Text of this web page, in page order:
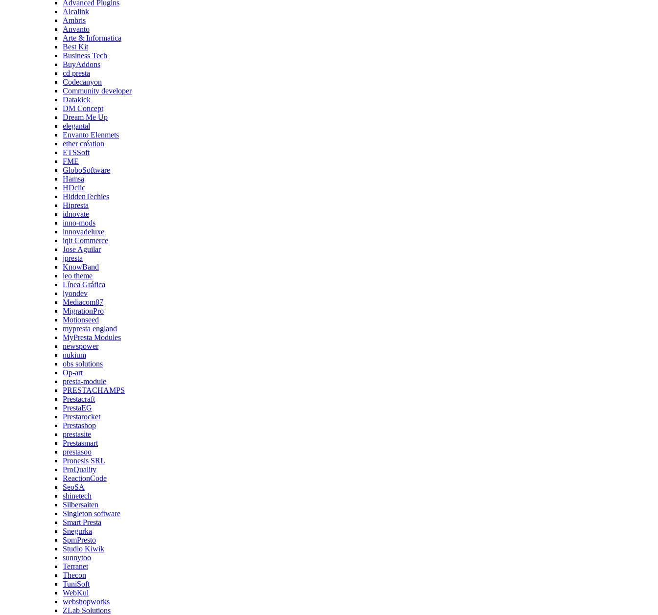
Advanced Plugins
Alcalink
Ambris
Anvanto
Arte & Informatica
Best Kit
Business Tech
BuyAddons
cd presta
Codecanyon
Community developer
Datakick
DM Concept
Dream Me Up
elegantal
Envanto Elenmets
ether création
ETSSoft
FME
GloboSoftware
Hamsa
HDclic
HiddenTechies
Hipresta
idnovate
inno-mods
innovadeluxe
iqit Commerce
Jose Aguilar
jpresta
KnowBand
leo theme
Línea Gráfica
lyondev
Mediacom87
MigrationPro
Motionseed
mypresta england
MyPresta Modules
newspower
nukium
obs solutions
Op-art
presta-module
PRESTACHAMPS
Prestacraft
PrestaEG
Prestarocket
Prestashop
prestasite
Prestasmart
prestasoo
Pronesis SRL
ProQuality
ReactionCode
SeoSA
shinetech
Silbersaiten
Singleton software
Smart Presta
Snegurka
SpmPresto
Studio Kiwik
sunnytoo
Terranet
Thecon
TuniSoft
WebKul
webshopworks
ZLab Solutions